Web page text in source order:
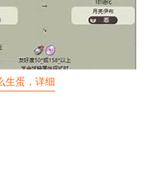
生蛋，详细